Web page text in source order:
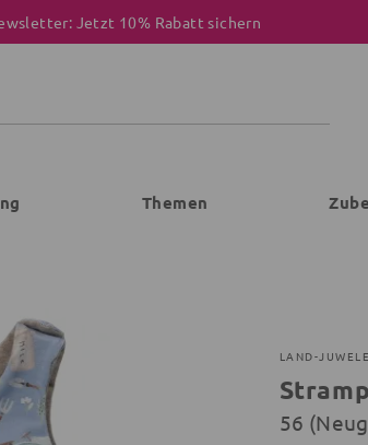
Jetzt 10% Rabatt sichern
Themen
LAND-
56